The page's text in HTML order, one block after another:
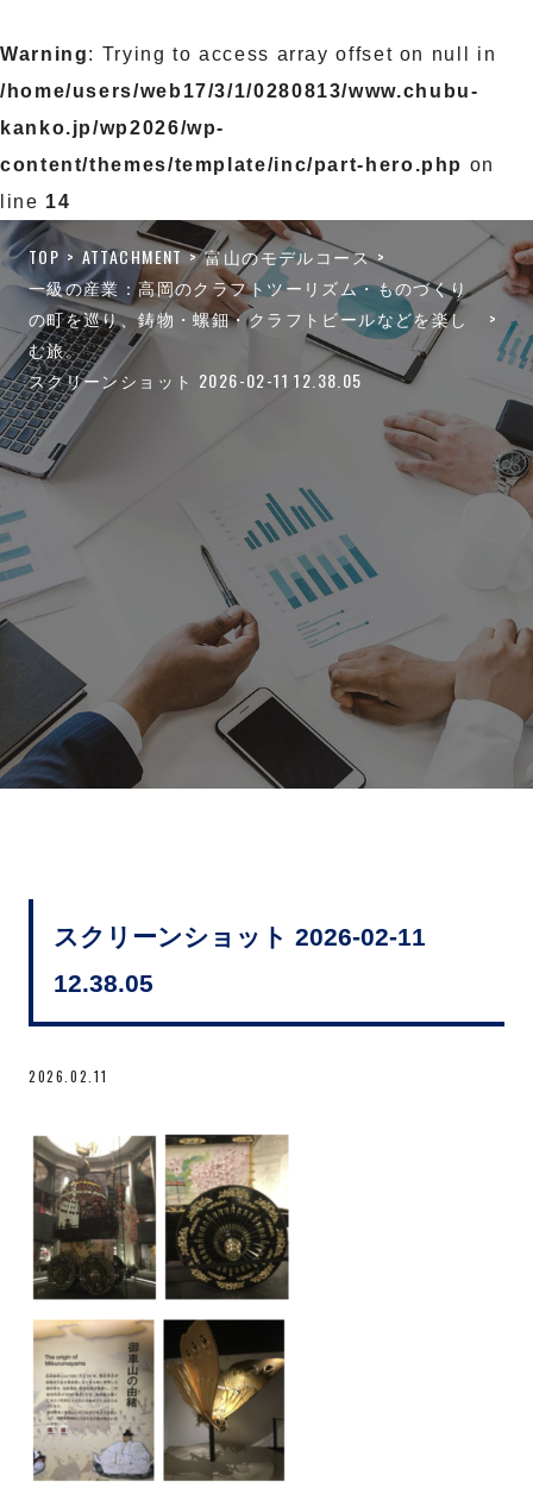
Warning: Trying to access array offset on null in
/home/users/web17/3/1/0280813/www.chubu-
kanko.jp/wp2026/wp-
content/themes/template/inc/part-hero.php on
line 14
TOP ATTACHMENT
富山のモデルコース
一級の産業：高岡のクラフトツーリズム・ものづくり
の町を巡り、鋳物・螺鈿・クラフトビールなどを楽し
む旅。
スクリーンショット 2026-02-11 12.38.05
スクリーンショット 2026-02-11
12.38.05
2026.02.11